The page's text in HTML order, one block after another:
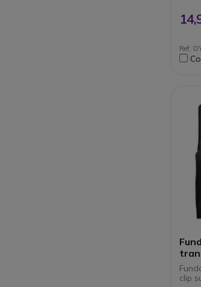
Ref:
clip